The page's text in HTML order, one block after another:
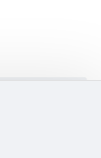
МФУ
прибором.